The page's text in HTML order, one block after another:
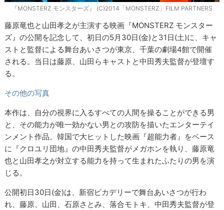
『MONSTERZ モンスターズ』 (C)2014「MONSTERZ」FILM PARTNERS
藤原竜也と山田孝之が主演する映画『MONSTERZ モンスター
ズ』の公開を記念して、初日の5月30日(金)と31日(土)に、キャ
ストと監督による舞台あいさつが東京、千葉の劇場4館で開催
される。当日は藤原、山田らキャストと中田秀夫監督が登壇す
る。
その他の写真
本作は、自分の視界に入るすべての人間を操ることができる男
と、その能力が唯一効かない男との攻防を描いたエンターテイ
ンメント作品。韓国で大ヒットした映画『超能力者』をベース
に『クロユリ団地』の中田秀夫監督がメガホンを執り、藤原竜
也と山田孝之が対立する能力を持って生まれたふたりの男を演
じる。
公開初日30日(金)は、新宿ピカデリーで舞台あいさつが行わ
れ、藤原、山田、石原さとみ、落合モトキ、中田秀夫監督が登